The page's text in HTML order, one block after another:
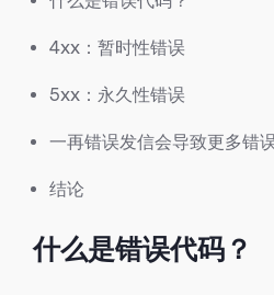
4xx：暂时性错误
5xx：永久性错误
一再错误发信会导致更多错
结论
什么是错误代码？